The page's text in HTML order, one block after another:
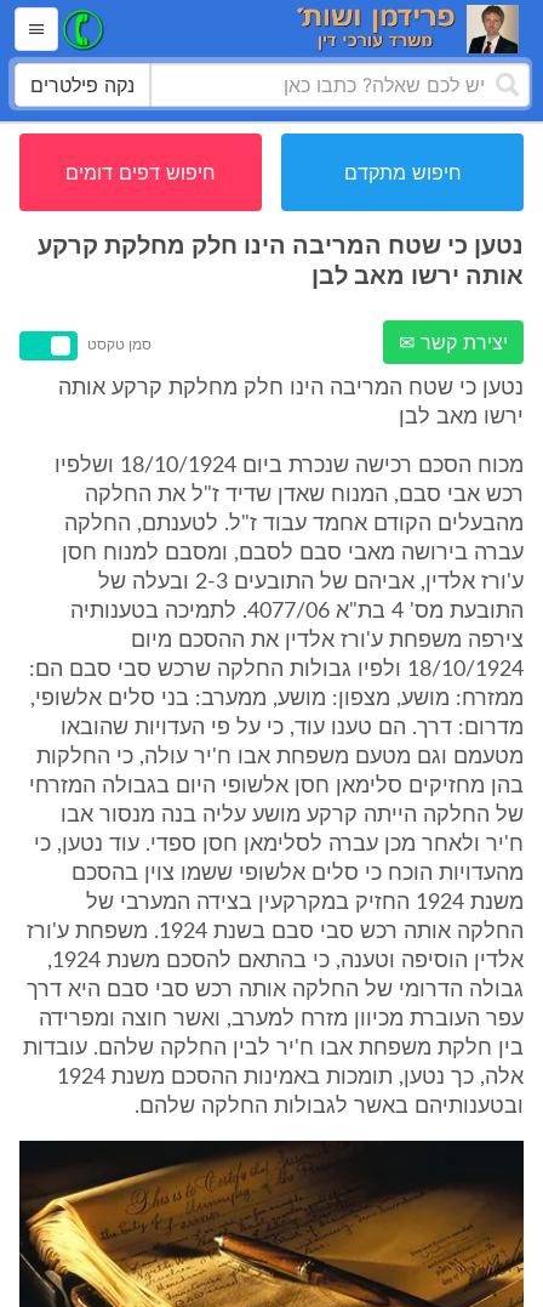
נקה פילטרים
חיפוש מתקדם חיפוש דפים דומים
נטען כי שטח המריבה הינו חלק מחלקת קרקע
אותה ירשו מאב לבן
יצירת קשר ✉ סמן טקסט
נטען כי שטח המריבה הינו חלק מחלקת קרקע אותה
ירשו מאב לבן
מכוח הסכם רכישה שנכרת ביום 18/10/1924 ושלפיו
רכש אבי סבם, המנוח שאדן שדיד ז"ל את החלקה
מהבעלים הקודם אחמד עבוד ז"ל. לטענתם, החלקה
עברה בירושה מאבי סבם לסבם, ומסבם למנוח חסן
ע'ורז אלדין, אביהם של התובעים 2-3 ובעלה של
התובעת מס' 4 בת"א 4077/06. לתמיכה בטענותיה
צירפה משפחת ע'ורז אלדין את ההסכם מיום
18/10/1924 ולפיו גבולות החלקה שרכש סבי סבם הם:
ממזרח: מושע, מצפון: מושע, ממערב: בני סלים אלשופי,
מדרום: דרך. הם טענו עוד, כי על פי העדויות שהובאו
מטעמם וגם מטעם משפחת אבו ח'יר עולה, כי החלקות
בהן מחזיקים סלימאן חסן אלשופי היום בגבולה המזרחי
של החלקה הייתה קרקע מושע עליה בנה מנסור אבו
ח'יר ולאחר מכן עברה לסלימאן חסן ספדי. עוד נטען, כי
מהעדויות הוכח כי סלים אלשופי ששמו צוין בהסכם
משנת 1924 החזיק במקרקעין בצידה המערבי של
החלקה אותה רכש סבי סבם בשנת 1924. משפחת ע'ורז
אלדין הוסיפה וטענה, כי בהתאם להסכם משנת 1924,
גבולה הדרומי של החלקה אותה רכש סבי סבם היא דרך
עפר העוברת מכיוון מזרח למערב, ואשר חוצה ומפרידה
בין חלקת משפחת אבו ח'יר לבין החלקה שלהם. עובדות
אלה, כך נטען, תומכות באמינות ההסכם משנת 1924
ובטענותיהם באשר לגבולות החלקה שלהם.